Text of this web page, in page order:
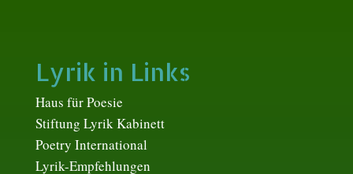
Lyrik in Links
Haus für Poesie
Stiftung Lyrik Kabinett
Poetry International
Lyrik-Empfehlungen